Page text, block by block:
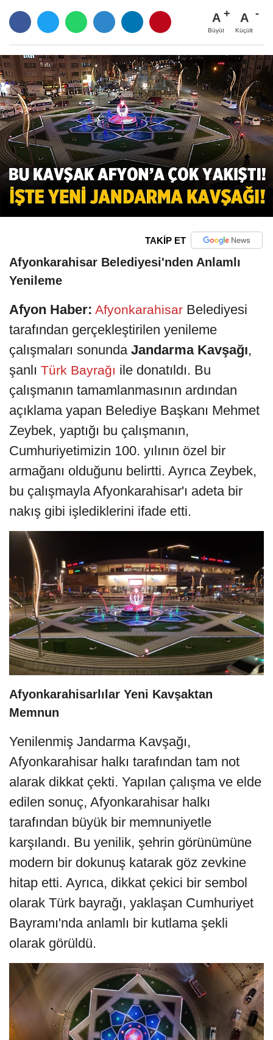
A
Büyüt
A
Küçült
TAKİP ET
Afyonkarahisar Belediyesi'nden Anlamlı
Yenileme
Afyon Haber: Afyonkarahisar Belediyesi
tarafından gerçekleştirilen yenileme
çalışmaları sonunda Jandarma Kavşağı,
şanlı Türk Bayrağı ile donatıldı. Bu
çalışmanın tamamlanmasının ardından
açıklama yapan Belediye Başkanı Mehmet
Zeybek, yaptığı bu çalışmanın,
Cumhuriyetimizin 100. yılının özel bir
armağanı olduğunu belirtti. Ayrıca Zeybek,
bu çalışmayla Afyonkarahisar'ı adeta bir
nakış gibi işlediklerini ifade etti.
Afyonkarahisarlılar Yeni Kavşaktan
Memnun
Yenilenmiş Jandarma Kavşağı,
Afyonkarahisar halkı tarafından tam not
alarak dikkat çekti. Yapılan çalışma ve elde
edilen sonuç, Afyonkarahisar halkı
tarafından büyük bir memnuniyetle
karşılandı. Bu yenilik, şehrin görünümüne
modern bir dokunuş katarak göz zevkine
hitap etti. Ayrıca, dikkat çekici bir sembol
olarak Türk bayrağı, yaklaşan Cumhuriyet
Bayramı'nda anlamlı bir kutlama şekli
olarak görüldü.